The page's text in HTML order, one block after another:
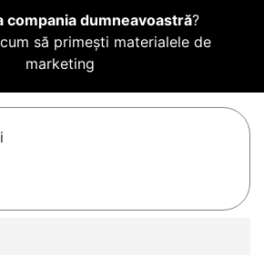
compania dumneavoastră?
să primești materialele de
marketing